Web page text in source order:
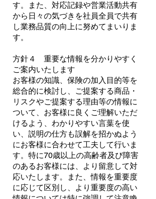
す。また、対応記録や営業活動共有
から日々の気づきを社員全員で共有
し業務品質の向上に努めてまいりま
す。
方針４ 重要な情報を分かりやすく
ご案内いたします
お客様の知識、保険の加入目的等を
総合的に検討し、ご提案する商品・
リスクやご提案する理由等の情報に
ついて、お客様に良くご理解いただ
けるよう、わかりやすい言葉を使
い、説明の仕方も誤解を招かぬよう
にお客様に合わせて工夫して行いま
す。特に70歳以上の高齢者及び障害
のあるお客様には、より留意して対
応いたします。また、情報を重要度
に応じて区別し、より重要度の高い